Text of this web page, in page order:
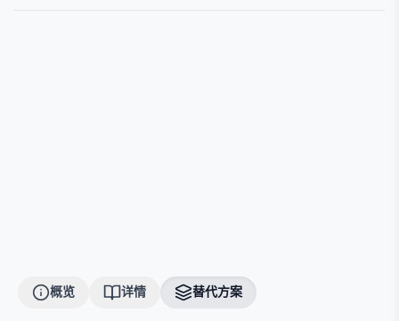
概览 详情 替代方案